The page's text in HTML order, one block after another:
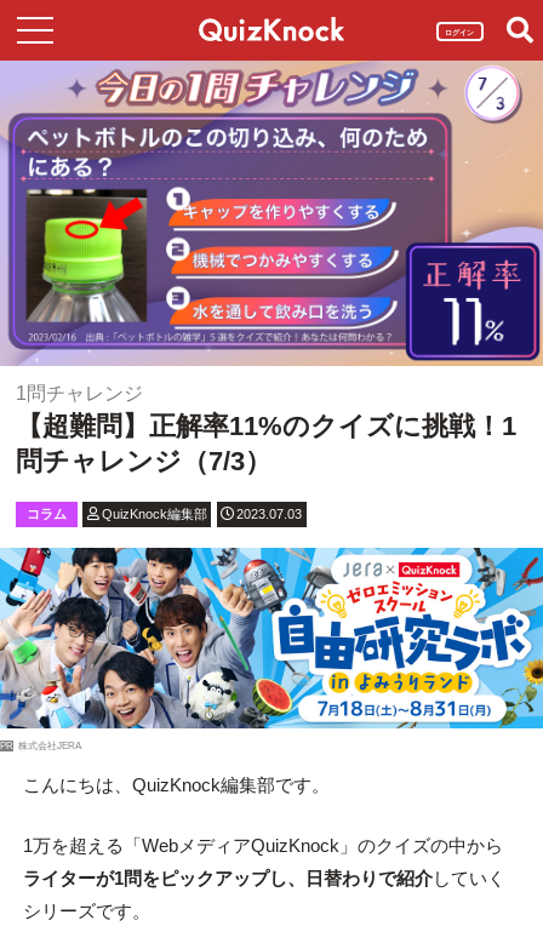
ログイン
1問チャレンジ
【超難問】正解率11%のクイズに挑戦！1
問チャレンジ（7/3）
コラム QuizKnock編集部 2023.07.03
PR 株式会社JERA
こんにちは、QuizKnock編集部です。
1万を超える「WebメディアQuizKnock」のクイズの中から
ライターが1問をピックアップし、日替わりで紹介していく
シリーズです。